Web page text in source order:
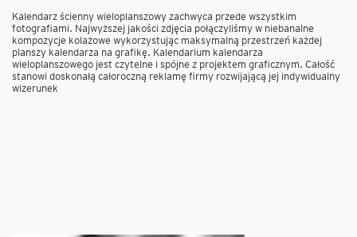
Kalendarz ścienny wieloplanszowy zachwyca przede wszystkim
fotografiami. Najwyższej jakości zdjęcia połączyliśmy w niebanalne
kompozycje kolażowe wykorzystując maksymalną przestrzeń każdej
planszy kalendarza na grafikę. Kalendarium kalendarza
wieloplanszowego jest czytelne i spójne z projektem graficznym. Całość
stanowi doskonałą całoroczną reklamę firmy rozwijającą jej indywidualny
wizerunek